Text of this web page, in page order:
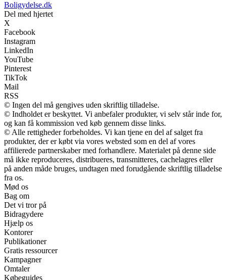
Boligydelse.dk
Del med hjertet
X
Facebook
Instagram
LinkedIn
YouTube
Pinterest
TikTok
Mail
RSS
© Ingen del må gengives uden skriftlig tilladelse.
© Indholdet er beskyttet. Vi anbefaler produkter, vi selv står inde for,
og kan få kommission ved køb gennem disse links.
© Alle rettigheder forbeholdes. Vi kan tjene en del af salget fra
produkter, der er købt via vores websted som en del af vores
affilierede partnerskaber med forhandlere. Materialet på denne side
må ikke reproduceres, distribueres, transmitteres, cachelagres eller
på anden måde bruges, undtagen med forudgående skriftlig tilladelse
fra os.
Mød os
Bag om
Det vi tror på
Bidragydere
Hjælp os
Kontorer
Publikationer
Gratis ressourcer
Kampagner
Omtaler
Købeguides